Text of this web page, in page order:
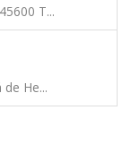
T...
He...